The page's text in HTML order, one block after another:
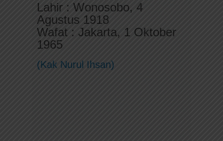
Lahir : Wonosobo, 4
Agustus 1918
Wafat : Jakarta, 1 Oktober
1965
(Kak Nurul Ihsan)